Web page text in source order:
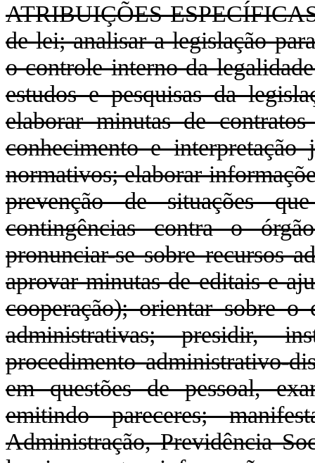
ATRIBUIÇÕES
de lei; analisar a legislação
o controle interno da
estudos e pesquisas da
elaborar minutas de
conhecimento e
normativos; elaborar
prevenção de situações
contingências contra o
pronunciar-se sobre recursos
aprovar minutas de editais e
cooperação); orientar sobre o
administrativas; presidir,
procedimento administrativo-
em questões de pessoal,
emitindo pareceres;
Administração, Previdência